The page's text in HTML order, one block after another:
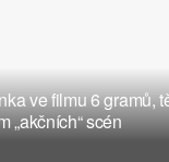
ve filmu 6 gramů,
„akčních“ scén